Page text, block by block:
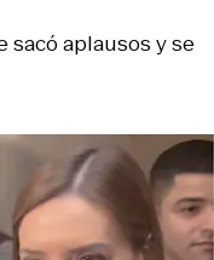
aplausos y se